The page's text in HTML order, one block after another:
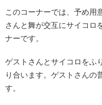
このコーナーでは、予め用
さんと舞が交互にサイコロ
ナーです。
ゲストさんとサイコロをふ
り合います。ゲストさんの
す。